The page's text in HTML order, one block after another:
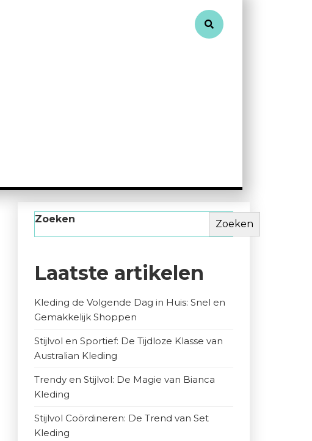
Zoeken Zoeken
Laatste artikelen
Kleding de Volgende Dag in Huis: Snel en
Gemakkelijk Shoppen
Stijlvol en Sportief: De Tijdloze Klasse van
Australian Kleding
Trendy en Stijlvol: De Magie van Bianca
Kleding
Stijlvol Coördineren: De Trend van Set
Kleding